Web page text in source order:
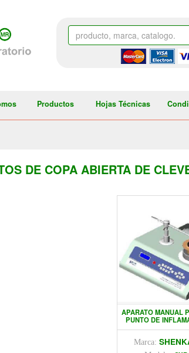
Productos Hojas Técnicas
DE COPA ABIERTA DE
APARATO MANUAL
PUNTO DE
Marca: